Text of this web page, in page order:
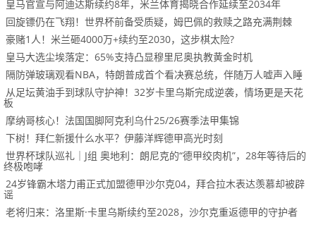
皇马官宣与阿迪达斯续约8年，米兰体育揭晓合作延续至2034年
回旋镖仍在飞翔！世界杯前备受质疑，姆巴佩的救赎之路充满荆棘
豪赌1人！米兰砸4000万+续约至2030，这步棋太险?
皇马大选尘埃落定：65%支持凸显穆里尼奥执教黄金时机
隔防弹玻璃观看NBA，特朗普成首个看决赛总统，伴随万人嘘声入睡
从足坛黄油手到球队守护神！32岁卡里乌斯完成逆袭，情场更是天花
板
摩纳哥核心！法国国脚阿克利乌什25/26赛季法甲集锦
下树！拜仁新援什么水平？伊藤洋辉德甲高光时刻
世界杯球队巡礼｜J组 奥地利：朗尼克的“德甲绞肉机”，28年等待后的
终极咆哮
24岁锋霸木塔力甫正式加盟德甲沙尔克04，拜合拉木表达羡慕却被辟
谣
老将归来：洛里斯·卡里乌斯续约至2028，沙尔克重返德甲的守护者